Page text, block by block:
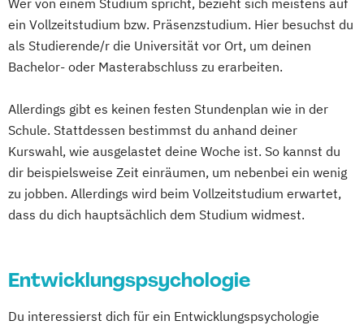
Wer von einem Studium spricht, bezieht sich meistens auf
ein Vollzeitstudium bzw. Präsenzstudium. Hier besuchst du
als Studierende/r die Universität vor Ort, um deinen
Bachelor- oder Masterabschluss zu erarbeiten.
Allerdings gibt es keinen festen Stundenplan wie in der
Schule. Stattdessen bestimmst du anhand deiner
Kurswahl, wie ausgelastet deine Woche ist. So kannst du
dir beispielsweise Zeit einräumen, um nebenbei ein wenig
zu jobben. Allerdings wird beim Vollzeitstudium erwartet,
dass du dich hauptsächlich dem Studium widmest.
Entwicklungspsychologie
Du interessierst dich für ein Entwicklungspsychologie